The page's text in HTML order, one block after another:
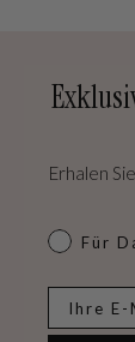
Erhalen
dames &
Für